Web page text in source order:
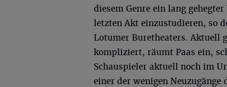
diesem Genre ein lang
letzten Akt einzustudieren, so
Lotumer Buretheaters. Aktuell
kompliziert, räumt Paas ein,
Schauspieler aktuell noch im
einer der wenigen Neuzugänge